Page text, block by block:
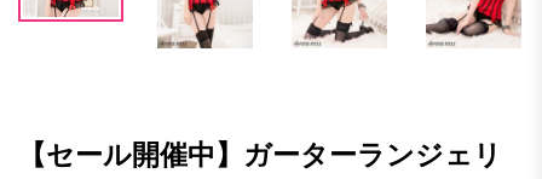
【セール開催中】ガーターランジェリ